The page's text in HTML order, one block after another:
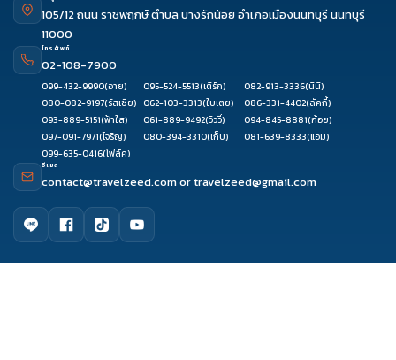
ดูรีวิว
105/12 ถนน ราชพฤกษ์ ตำบล บางรักน้อย อำเภอเมืองนนทบุรี นนทบุรี
11000
โทรศัพท์
02-108-7900
099-432-9990(อาย) 095-524-5513(เติร์ก) 082-913-3336(นินิ)
080-082-9197(รัสเซีย) 062-103-3313(ใบเตย) 086-331-4402(ลัคกี้)
093-889-5151(ฟ้าใส) 061-889-9492(วิววี่) 094-845-8881(ก้อย)
097-091-7971(โจริญ) 080-394-3310(เก็บ) 081-639-8333(แอม)
099-635-0416(โฟล์ค)
อีเมล
contact@travelzeed.comortravelzeed@gmail.com